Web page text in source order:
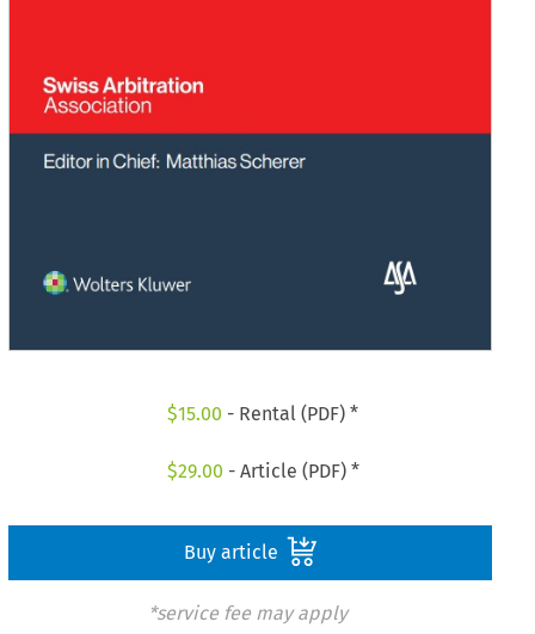
$15.00 - Rental (PDF) *
$29.00 - Article (PDF) *
Buy article
*service fee may apply